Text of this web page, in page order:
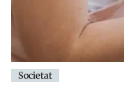
Societat